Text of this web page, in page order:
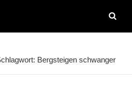
Bergsteigen schwanger